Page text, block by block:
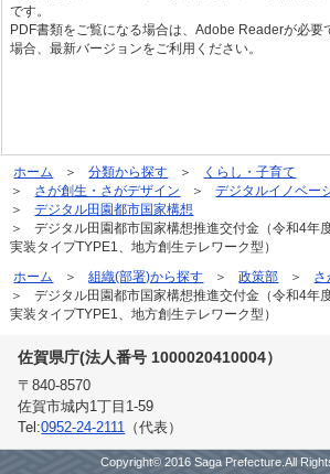
です。
PDF書類をご覧になる場合は、Adobe Readerが必要
場合、最新バージョンをご利用ください。
ホーム 分類から探す
くらし・子育て
さが創生・さがデザイン
デジタルイノベー
デジタル田園都市国家構想
デジタル田園都市国家構想推進交付金（令和4年
実装タイプTYPE1、地方創生テレワーク型）
ホーム
組織(部署)から探す 政策部
さ
デジタル田園都市国家構想推進交付金（令和4年
実装タイプTYPE1、地方創生テレワーク型）
佐賀県庁(法人番号 1000020410004）
〒840-8570
佐賀市城内1丁目1-59
Tel:0952-24-2111 （代表）
Copyright© 2016 Saga Prefecture.All